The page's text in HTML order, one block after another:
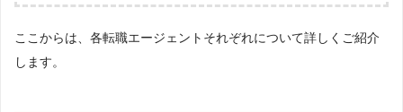
JACリクルートメント 2,011
ここからは、各転職エージェントそれぞれについて詳しくご紹介
します。